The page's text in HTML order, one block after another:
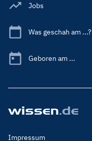
Jobs
Was geschah am ...?
Geboren am ...
Footer
Impressum